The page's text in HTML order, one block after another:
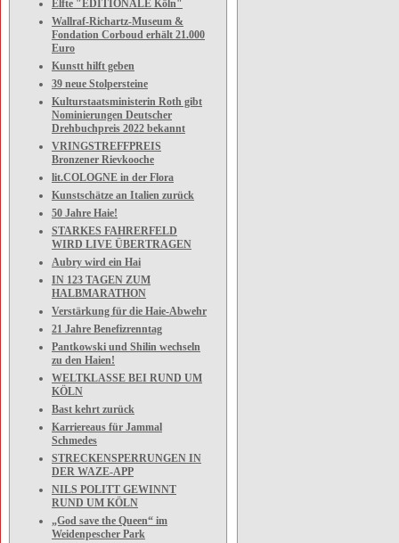
Elfte "EDITIONALE Köln"
Wallraf-Richartz-Museum &
Fondation Corboud erhält 21.000
Euro
Kunstt hilft geben
39 neue Stolpersteine
Kulturstaatsministerin Roth gibt
Nominierungen Deutscher
Drehbuchpreis 2022 bekannt
VRINGSTREFFPREIS
Bronzener Rievkooche
lit.COLOGNE in der Flora
Kunstschätze an Italien zurück
50 Jahre Haie!
STARKES FAHRERFELD
WIRD LIVE ÜBERTRAGEN
Aubry wird ein Hai
IN 123 TAGEN ZUM
HALBMARATHON
Verstärkung für die Haie-Abwehr
21 Jahre Benefizrenntag
Pantkowski und Shilin wechseln
zu den Haien!
WELTKLASSE BEI RUND UM
KÖLN
Bast kehrt zurück
Karriereaus für Jammal
Schmedes
STRECKENSPERRUNGEN IN
DER WAZE-APP
NILS POLITT GEWINNT
RUND UM KÖLN
„God save the Queen“ im
Weidenpescher Park